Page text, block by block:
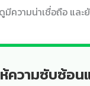
มีความน่าเชื่อถือ แ
ความซับซ้อน